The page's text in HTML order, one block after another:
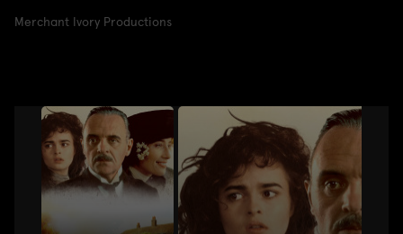
Merchant Ivory Productions